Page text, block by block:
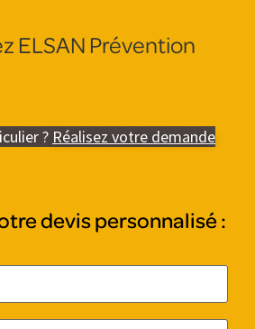
ELSAN Prévention
? Réalisez votre demande
devis personnalisé :